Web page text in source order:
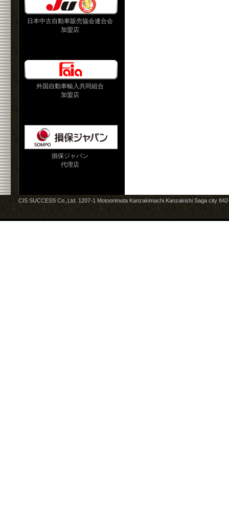
日本中古自動車販売協会連合会
加盟店
外国自動車輸入共同組合
加盟店
損保ジャパン
代理店
CIS SUCCESS Co.,Ltd. 1207-1 Motoorimuta Kanzakimachi Kanzakishi Saga city